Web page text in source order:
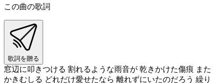
この曲の歌詞
歌詞を贈る
窓辺に叩きつける 割れるような雨音が 乾きかけた傷痕 また
かきむしる どれだけ愛せたなら 離れずにいたのだろう 繰り